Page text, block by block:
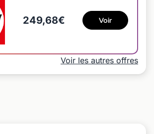
249,68€ Voir
Voir les autres offres